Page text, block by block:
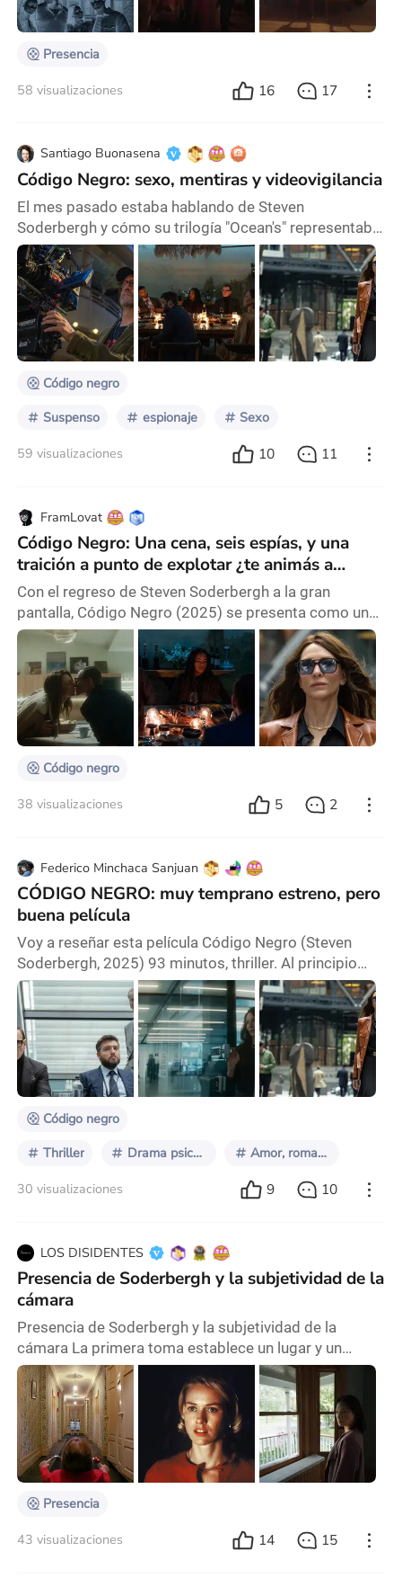
el cine de terror y es la primera persona, pe
Presencia
58 visualizaciones 16 17
Santiago Buonasena
Código Negro: sexo, mentiras y videovigilancia
El mes pasado estaba hablando de Steven
Soderbergh y cómo su trilogía "Ocean's" representaba
un tipo de cine que ya no se hace en la actualidad.
Todavía tengo argumentos para sostener esta
discutible reflexión, pero tuvo que venir el mismo
realizador a estrenar su última película en salas y
sumar más fichas a mi pensamiento. Luego de varios
años de lanzar sus proyectos a través de streaming y
Código negro
Suspenso espionaje Sexo
59 visualizaciones 10 11
FramLovat
Código Negro: Una cena, seis espías, y una
traición a punto de explotar ¿te animás a
descubrir quién miente? Crítica
Con el regreso de Steven Soderbergh a la gran
pantalla, Código Negro (2025) se presenta como una
obra que mezcla tensión, elegancia y reflexión sobre
los lazos humanos dentro del mundo del espionaje. El
director, conocido por abordar diferentes géneros
con destreza, se adentra aquí en una historia que, más
allá de su intriga política, pone el foco en los lazos
emocionales de quienes viven rodeados
Código negro
38 visualizaciones 5 2
Federico Minchaca Sanjuan
CÓDIGO NEGRO: muy temprano estreno, pero
buena película
Voy a reseñar esta película Código Negro (Steven
Soderbergh, 2025) 93 minutos, thriller. Al principio
pensé que iba a ver algo similar al Sr. y la Sra. Smith,
pero nada que ver, no es una película de espías tipo
Misión Imposible, es decir de balazos, sino mas bien
es una película de espías, pero mas bien cerebral,
inclusive tiene su toque sexy y divertida. Actuaciones:
La actuación de Cate Blanche
Código negro
Thriller Drama psicológico Amor, romance, idealización
30 visualizaciones 9 10
LOS DISIDENTES
Presencia de Soderbergh y la subjetividad de la
cámara
Presencia de Soderbergh y la subjetividad de la
cámara La primera toma establece un lugar y un
tiempo. De una habitación vacía a otra, una cámara en
mano recorre una casa vacía. Con el correr de los
minutos, descubriremos que esa figura es una
“presencia” y, mucho más tarde, sabremos que se
trata de alguien que estuvo muerto y ha regresado al
pasado. Esta presencia, que revive los últimos días de
Presencia
43 visualizaciones 14 15